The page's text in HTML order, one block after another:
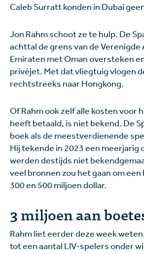
Caleb Surratt konden in Dubai
Jon Rahm schoot ze te hulp. De
achttal de grens van de Verenigde
Emiraten met Oman oversteken
privéjet. Met dat vliegtuig vlogen
rechtstreeks naar Hongkong.
Of Rahm ook zelf alle kosten voor
heeft betaald, is niet bekend. De
boek als de meestverdienende
Hij tekende in 2023 een meerjarig
werden destijds niet
veel bronnen zou het gaan om
300 en 500 miljoen dollar.
3 miljoen aan
Rahm liet eerder deze week
tot een aantal LIV-spelers onder